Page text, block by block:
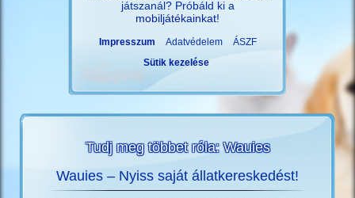
játszanál? Próbáld ki a
mobiljátékainkat!
Impresszum Adatvédelem
ÁSZF
Sütik kezelése
Tudj meg többet róla: Wauies
Wauies – Nyiss saját állatkereskedést!